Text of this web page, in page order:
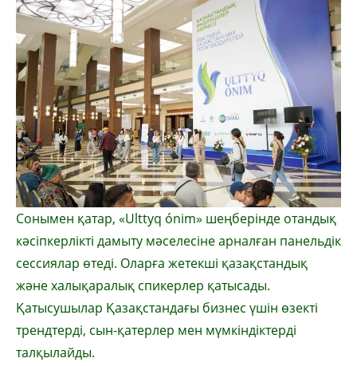
Сонымен қатар, «Ulttyq ónim» шеңберінде отандық
кәсіпкерлікті дамыту мәселесіне арналған панельдік
сессиялар өтеді. Оларға жетекші қазақстандық
және халықаралық спикерлер қатысады.
Қатысушылар Қазақстандағы бизнес үшін өзекті
трендтерді, сын-қатерлер мен мүмкіндіктерді
талқылайды.